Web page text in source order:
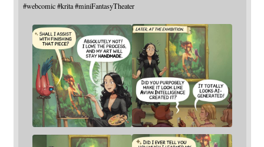
#webcomic #krita #miniFantasyTheater